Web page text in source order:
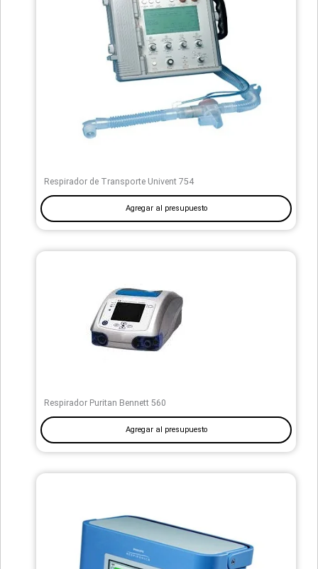
Respirador de Transporte Univent 754
Agregar al presupuesto
Respirador Puritan Bennett 560
Agregar al presupuesto